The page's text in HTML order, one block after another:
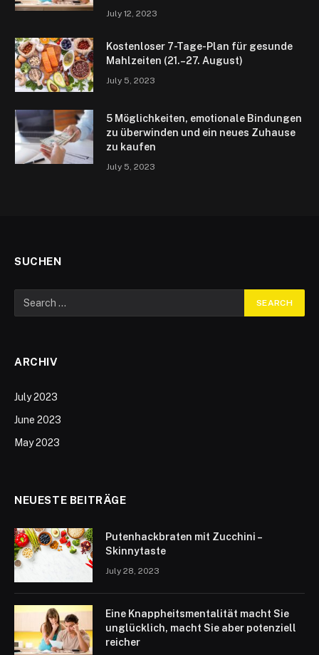
July 12, 2023
Kostenloser 7-Tage-Plan für gesunde
Mahlzeiten (21.–27. August)
July 5, 2023
5 Möglichkeiten, emotionale Bindungen
zu überwinden und ein neues Zuhause
zu kaufen
July 5, 2023
SUCHEN
ARCHIV
July 2023
June 2023
May 2023
NEUESTE BEITRÄGE
Putenhackbraten mit Zucchini –
Skinnytaste
July 28, 2023
Eine Knappheitsmentalität macht Sie
unglücklich, macht Sie aber potenziell
reicher